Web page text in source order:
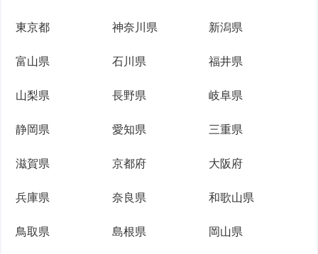
東京都 神奈川県 新潟県
富山県 石川県 福井県
山梨県 長野県 岐阜県
静岡県 愛知県 三重県
滋賀県 京都府 大阪府
兵庫県 奈良県 和歌山県
鳥取県 島根県 岡山県